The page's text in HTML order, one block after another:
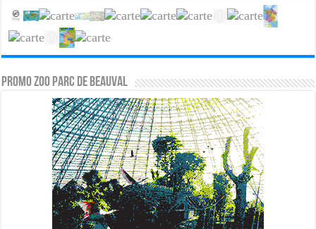
PROMO ZOO PARC DE BEAUVAL